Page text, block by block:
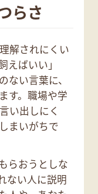
らさ
解されにくい
えばいい」
い言葉に、
す。職場や学
い出しにく
まいがちで
らおうとしな
ない人に説明